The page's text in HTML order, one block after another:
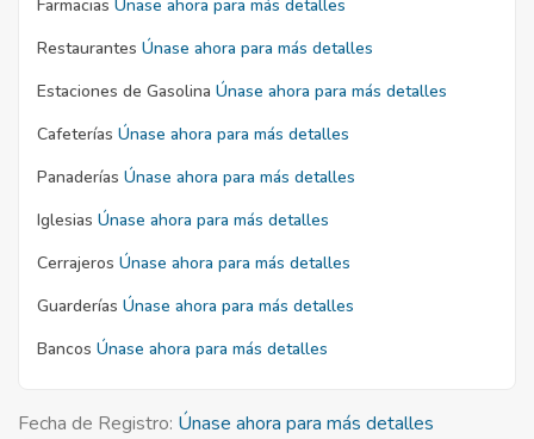
Farmacias Únase ahora para más detalles
Restaurantes Únase ahora para más detalles
Estaciones de Gasolina Únase ahora para más detalles
Cafeterías Únase ahora para más detalles
Panaderías Únase ahora para más detalles
Iglesias Únase ahora para más detalles
Cerrajeros Únase ahora para más detalles
Guarderías Únase ahora para más detalles
Bancos Únase ahora para más detalles
Fecha de Registro: Únase ahora para más detalles